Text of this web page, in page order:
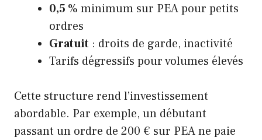
0,5 % minimum sur PEA pour petits
ordres
Gratuit : droits de garde, inactivité
Tarifs dégressifs pour volumes élevés
Cette structure rend l’investissement
abordable. Par exemple, un débutant
passant un ordre de 200 € sur PEA ne paie